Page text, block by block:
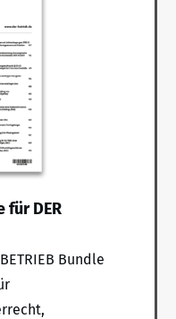
für DER
Bundle